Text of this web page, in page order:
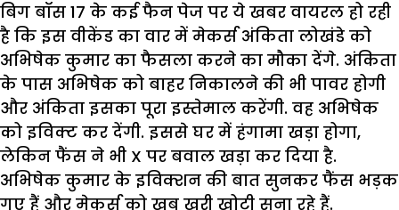
बिग बॉस 17 के कई फैन पेज पर ये खबर वायरल हो रही
है कि इस वीकेंड का वार में मेकर्स अंकिता लोखंडे को
अभिषेक कुमार का फैसला करने का मौका देंगे. अंकिता
के पास अभिषेक को बाहर निकालने की भी पावर होगी
और अंकिता इसका पूरा इस्तेमाल करेंगी. वह अभिषेक
को इविक्ट कर देंगी. इससे घर में हंगामा खड़ा होगा,
लेकिन फैंस ने भी X पर बवाल खड़ा कर दिया है.
अभिषेक कुमार के इविक्शन की बात सुनकर फैंस भड़क
गए हैं और मेकर्स को खूब खरी खोटी सुना रहे हैं.